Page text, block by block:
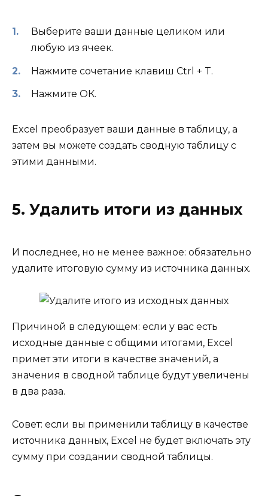
Выберите ваши данные целиком или
любую из ячеек.
Нажмите сочетание клавиш Ctrl + T.
Нажмите ОК.
Excel преобразует ваши данные в таблицу, а
затем вы можете создать сводную таблицу с
этими данными.
5. Удалить итоги из данных
И последнее, но не менее важное: обязательно
удалите итоговую сумму из источника данных.
Причиной в следующем: если у вас есть
исходные данные с общими итогами, Excel
примет эти итоги в качестве значений, а
значения в сводной таблице будут увеличены
в два раза.
Совет: если вы применили таблицу в качестве
источника данных, Excel не будет включать эту
сумму при создании сводной таблицы.